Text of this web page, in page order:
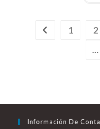
1 2
…
Información De